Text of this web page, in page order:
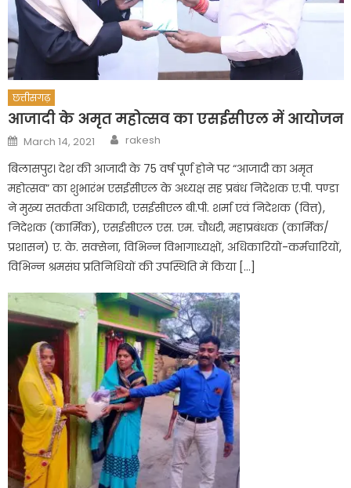
छत्तीसगढ़
आजादी के अमृत महोत्सव का एसईसीएल में आयोजन
Posted
on
March 14, 2021 Author
rakesh
बिलासपुर। देश की आजादी के 75 वर्ष पूर्ण होने पर “आजादी का अमृत
महोत्सव” का शुभारंभ एसईसीएल के अध्यक्ष सह प्रबंध निदेशक ए.पी. पण्डा
ने मुख्य सतर्कता अधिकारी, एसईसीएल बी.पी. शर्मा एवं निदेशक (वित्त),
निदेशक (कार्मिक), एसईसीएल एस. एम. चौधरी, महाप्रबंधक (कार्मिक/
प्रशासन) ए. के. सक्सेना, विभिन्न विभागाध्यक्षों, अधिकारियों-कर्मचारियों,
विभिन्न श्रमसंघ प्रतिनिधियों की उपस्थिति में किया […]